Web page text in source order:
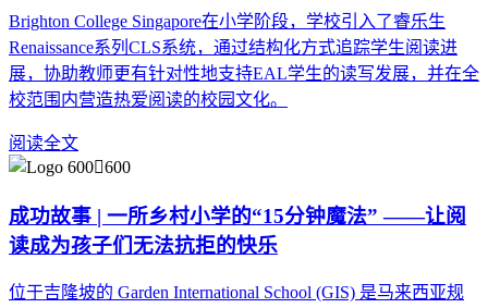
Brighton College Singapore在小学阶段，学校引入了睿乐生
Renaissance系列CLS系统，通过结构化方式追踪学生阅读进
展，协助教师更有针对性地支持EAL学生的读写发展，并在全
校范围内营造热爱阅读的校园文化。
阅读全文
成功故事 | 一所乡村小学的“15分钟魔法” ——让阅
读成为孩子们无法抗拒的快乐
位于吉隆坡的 Garden International School (GIS) 是马来西亚规